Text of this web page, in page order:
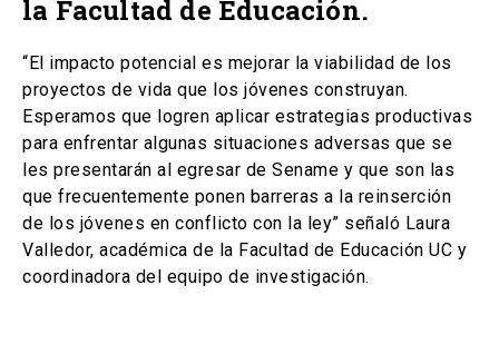
la Facultad de Educación.
“El impacto potencial es mejorar la viabilidad de los
proyectos de vida que los jóvenes construyan.
Esperamos que logren aplicar estrategias productivas
para enfrentar algunas situaciones adversas que se
les presentarán al egresar de Sename y que son las
que frecuentemente ponen barreras a la reinserción
de los jóvenes en conflicto con la ley” señaló Laura
Valledor, académica de la Facultad de Educación UC y
coordinadora del equipo de investigación.